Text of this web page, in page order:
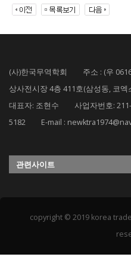
(사)한국무역학회 주소 : (우
상사전시장 4층 411호(삼성동, 코엑
대표자: 조현수 사업자번호:
5182 E-mail :
관련사이트
copyright © 2019 korea